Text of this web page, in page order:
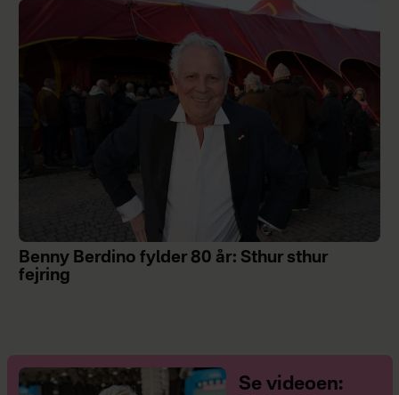
Benny Berdino fylder 80 år: Sthur sthur
fejring
Se videoen: